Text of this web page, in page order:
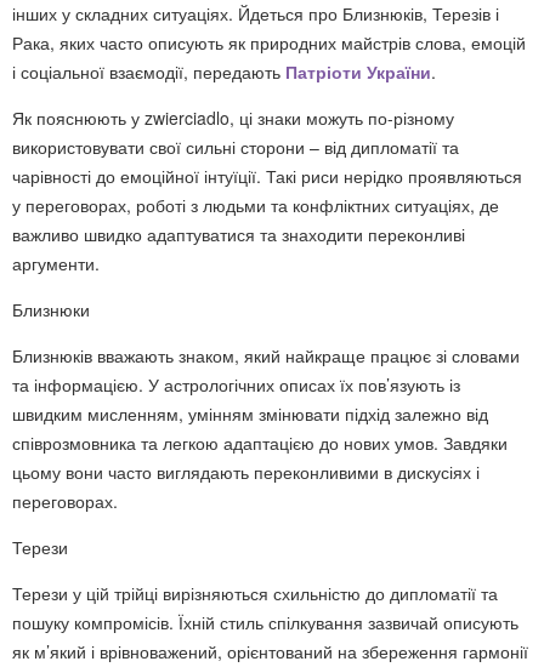
інших у складних ситуаціях. Йдеться про Близнюків, Терезів і
Рака, яких часто описують як природних майстрів слова, емоцій
і соціальної взаємодії, передають Патріоти України.
Як пояснюють у zwierciadlo, ці знаки можуть по-різному
використовувати свої сильні сторони – від дипломатії та
чарівності до емоційної інтуїції. Такі риси нерідко проявляються
у переговорах, роботі з людьми та конфліктних ситуаціях, де
важливо швидко адаптуватися та знаходити переконливі
аргументи.
Близнюки
Близнюків вважають знаком, який найкраще працює зі словами
та інформацією. У астрологічних описах їх пов’язують із
швидким мисленням, умінням змінювати підхід залежно від
співрозмовника та легкою адаптацією до нових умов. Завдяки
цьому вони часто виглядають переконливими в дискусіях і
переговорах.
Терези
Терези у цій трійці вирізняються схильністю до дипломатії та
пошуку компромісів. Їхній стиль спілкування зазвичай описують
як м’який і врівноважений, орієнтований на збереження гармонії